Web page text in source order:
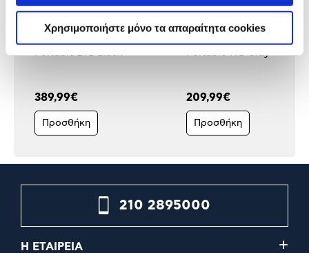
Χρησιμοποιήστε μόνο τα απαραίτητα cookies
Samsung Ext. SSD T9
389,99€
Προσθήκη
Samsung Ext. SSD T7
209,99€
Προσθήκη
210 2895000
Η ΕΤΑΙΡΕΙΑ